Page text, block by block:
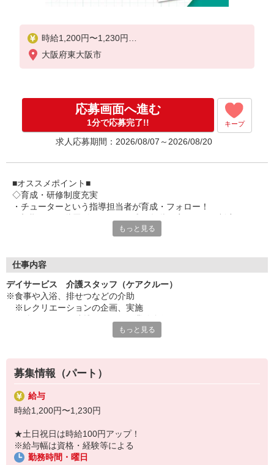
時給1,200円〜1,230円
★土日祝日は時給100円アップ！
大阪府東大阪市
応募画面へ進む
1分で応募完了!! キープ
求人応募期間：2026/08/07～2026/08/20
■オススメポイント■
◇育成・研修制度充実
・チューターという指導担当者が育成・フォロー！
・キャリアアップ支援制度を活用して働きながら資格取得が可能
・ツクイ独自の福祉厚生制度でプライベートも充実
・子育て支援の福利厚生制度あり！子育てと仕事の両立を応援◎
・スタッフ何でも相談窓口やライフキャリア相談など、各相談窓
口あり
◇頑張った分、スタッフに還元！
・パートは特別手当の支給あり
もっと見る
仕事内容
デイサービス 介護スタッフ（ケアクルー）
※食事や入浴、排せつなどの介助
※レクリエーションの企画、実施
★＼サービス・職種の魅力／
「今私たちに求められていることは何だろう」「どんな工夫をした
ら喜んでいただけるだろう」他職種で連携しながら創意工夫し支援
していきます。感謝の言葉を直接いただけたり、信頼関係を築いて
いくことができます。日勤のみで働け介護度も比較的高くないた
もっと見る
募集情報（パート）
給与
時給1,200円〜1,230円
★土日祝日は時給100円アップ！
※給与幅は資格・経験等による
勤務時間・曜日